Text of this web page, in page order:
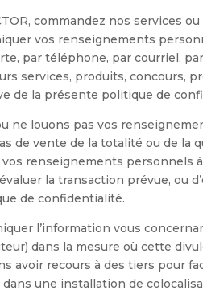
commandez nos services
vos renseignements
par téléphone, par courriel,
services, produits, concours,
de la présente politique de
ne louons pas vos
de vente de la totalité ou de
renseignements personnels
la transaction prévue, ou
de confidentialité.
l’information vous
dans la mesure où cette
avoir recours à des tiers pour
une installation de